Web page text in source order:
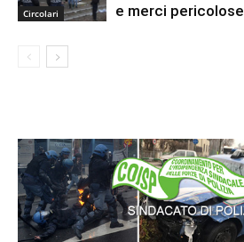
Circolari
e merci pericolose